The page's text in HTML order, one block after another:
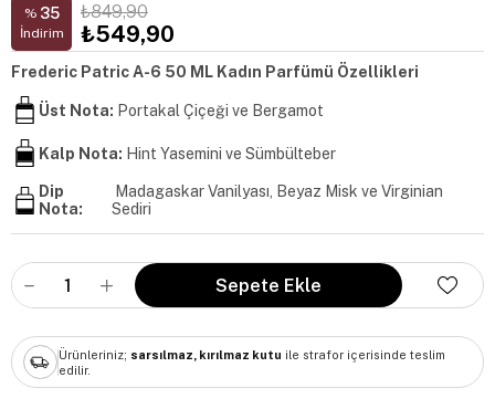
% 35
İndirim
₺849,90
₺549,90
Frederic Patric A-6 50 ML Kadın Parfümü Özellikleri
Üst Nota: Portakal Çiçeği ve Bergamot
Kalp Nota: Hint Yasemini ve Sümbülteber
Dip
Nota:
Madagaskar Vanilyası, Beyaz Misk ve Virginian
Sediri
Ürünleriniz; sarsılmaz, kırılmaz kutu ile strafor içerisinde teslim
edilir.